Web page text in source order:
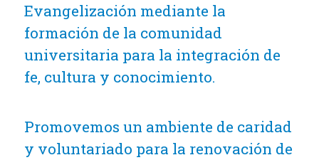
Evangelización mediante la
formación de la comunidad
universitaria para la integración de
fe, cultura y conocimiento.
Promovemos un ambiente de caridad
y voluntariado para la renovación de